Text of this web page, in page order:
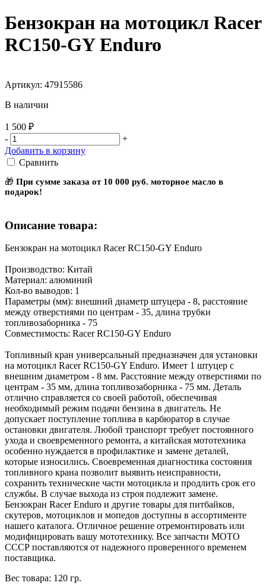
Бензокран на мотоцикл Racer
RC150-GY Enduro
Артикул: 47915586
В наличии
1 500 ₽
-
+
Добавить в корзину
Сравнить
🎁 При сумме заказа от 10 000 руб. моторное масло в
подарок!
Описание товара:
Бензокран на мотоцикл Racer RC150-GY Enduro
Производство: Китай
Материал: алюминий
Кол-во выводов: 1
Параметры (мм): внешний диаметр штуцера - 8, расстояние
между отверстиями по центрам - 35, длина трубки
топливозаборника - 75
Совместимость: Racer RC150-GY Enduro
Топливный кран универсальный предназначен для установки
на мотоцикл Racer RC150-GY Enduro. Имеет 1 штуцер с
внешним диаметром - 8 мм. Расстояние между отверстиями по
центрам - 35 мм, длина топливозаборника - 75 мм. Деталь
отлично справляется со своей работой, обеспечивая
необходимый режим подачи бензина в двигатель. Не
допускает поступление топлива в карбюратор в случае
остановки двигателя. Любой транспорт требует постоянного
ухода и своевременного ремонта, а китайская мототехника
особенно нуждается в профилактике и замене деталей,
которые износились. Своевременная диагностика состояния
топливного крана позволит выявить неисправности,
сохранить технические части мотоцикла и продлить срок его
службы. В случае выхода из строя подлежит замене.
Бензокран Racer Enduro и другие товары для питбайков,
скутеров, мотоциклов и мопедов доступны в ассортименте
нашего каталога. Отличное решение отремонтировать или
модифицировать вашу мототехнику. Все запчасти МОТО
СССР поставляются от надежного проверенного временем
поставщика.
Вес товара: 120 гр.